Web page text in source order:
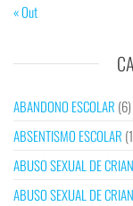
« Out
ABANDONO ESCOLAR (6)
ABSENTISMO ESCOLAR
ABUSO SEXUAL DE
ABUSO SEXUAL DE